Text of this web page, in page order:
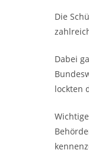
Die
Dabei
lockten